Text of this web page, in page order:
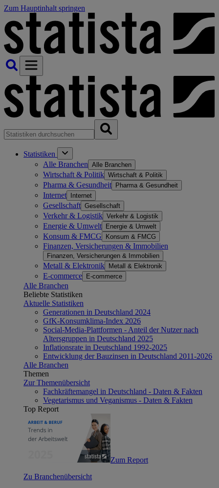
Zum Hauptinhalt springen
Statistiken
Alle Branchen Alle Branchen
Wirtschaft & Politik Wirtschaft & Politik
Pharma & Gesundheit Pharma & Gesundheit
Internet Internet
Gesellschaft Gesellschaft
Verkehr & Logistik Verkehr & Logistik
Energie & Umwelt Energie & Umwelt
Konsum & FMCG Konsum & FMCG
Finanzen, Versicherungen & Immobilien
Finanzen, Versicherungen & Immobilien
Metall & Elektronik Metall & Elektronik
E-commerce E-commerce
Alle Branchen
Beliebte Statistiken
Aktuelle Statistiken
Generationen in Deutschland 2024
GfK-Konsumklima-Index 2026
Social-Media-Plattformen - Anteil der Nutzer nach
Altersgruppen in Deutschland 2025
Inflationsrate in Deutschland 1992-2025
Entwicklung der Bauzinsen in Deutschland 2011-2026
Alle Branchen
Themen
Zur Themenübersicht
Fachkräftemangel in Deutschland - Daten & Fakten
Vegetarismus und Veganismus - Daten & Fakten
Top Report
Zum Report
Zu Branchenübersicht